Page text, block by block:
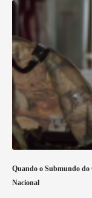
Quando o Submundo do
Nacional